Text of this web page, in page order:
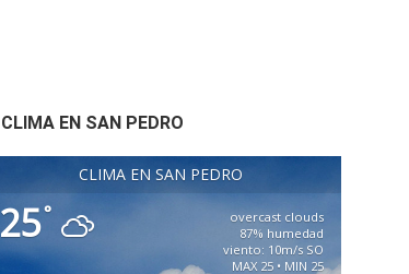
CLIMA EN SAN PEDRO
CLIMA EN SAN PEDRO
25°
overcast clouds
87% humedad
viento: 10m/s SO
MAX 25 • MIN 25